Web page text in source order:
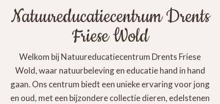
Natuureducatiecentrum Drents
Friese Wold
Welkom bij Natuureducatiecentrum Drents Friese
Wold, waar natuurbeleving en educatie hand in hand
gaan. Ons centrum biedt een unieke ervaring voor jong
en oud, met een bijzondere collectie dieren, edelstenen